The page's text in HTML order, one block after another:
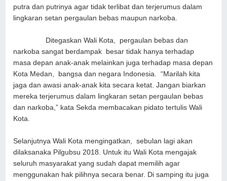
putra dan putrinya agar tidak terlibat dan terjerumus dalam
lingkaran setan pergaulan bebas maupun narkoba.
Ditegaskan Wali Kota, pergaulan bebas dan
narkoba sangat berdampak besar tidak hanya terhadap
masa depan anak-anak melainkan juga terhadap masa depan
Kota Medan, bangsa dan negara Indonesia. “Marilah kita
jaga dan awasi anak-anak kita secara ketat. Jangan biarkan
mereka terjerumus dalam lingkaran setan pergaulan bebas
dan narkoba,” kata Sekda membacakan pidato tertulis Wali
Kota.
Selanjutnya Wali Kota mengingatkan, sebulan lagi akan
dilaksanaka Pilgubsu 2018. Untuk itu Wali Kota mengajak
seluruh masyarakat yang sudah dapat memilih agar
menggunakan hak pilihnya secara benar. Di samping itu juga